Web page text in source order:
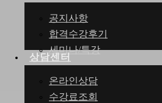
공지사항
합격수강후기
세미나/특강
상담센터
온라인상담
수강료조회